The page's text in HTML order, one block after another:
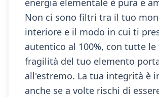
energia elementale è pura e
Non ci sono filtri tra il tuo
interiore e il modo in cui ti
autentico al 100%, con tutte le
fragilità del tuo elemento
all'estremo. La tua integrità è
anche se a volte rischi di